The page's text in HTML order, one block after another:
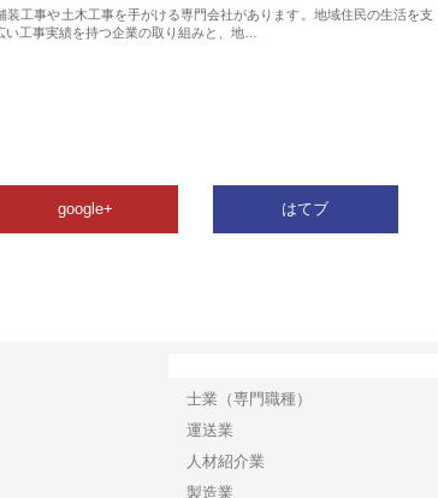
工事や土木工事を手がける専門会社があります。地域住民の生活を支
工事実績を持つ企業の取り組みと、地…
google+ はてブ
士業（専門職種）
運送業
人材紹介業
製造業